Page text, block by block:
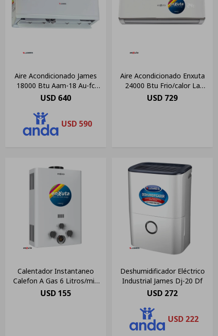
Aire Acondicionado James
18000 Btu Aam-18 Au-fc
Color Blanco
USD 640
USD 590
Aire Acondicionado Enxuta
24000 Btu Frio/calor La
Tentación Color Blanco
USD 729
Calentador Instantaneo
Calefon A Gas 6 Litros/min
Enxuta
USD 155
Deshumidificador Eléctrico
Industrial James Dj-20 Df
USD 272
USD 222